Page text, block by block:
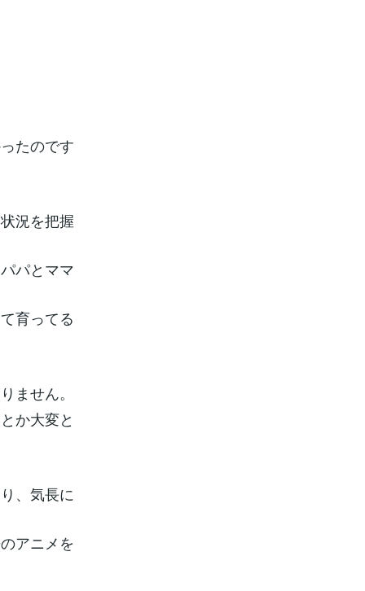
たのです
況を把握
パとママ
育ってる
ません。
か大変と
、気長に
アニメを